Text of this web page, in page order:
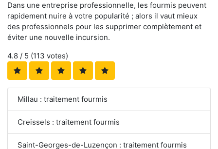
Dans une entreprise professionnelle, les fourmis peuvent
rapidement nuire à votre popularité ; alors il vaut mieux
des professionnels pour les supprimer complètement et
éviter une nouvelle incursion.
4.8 / 5 (113 votes)
Millau : traitement fourmis
Creissels : traitement fourmis
Saint-Georges-de-Luzençon : traitement fourmis